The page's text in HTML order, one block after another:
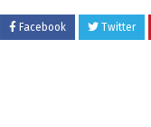
Facebook Twitter